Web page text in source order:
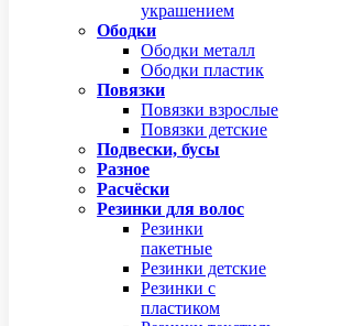
украшением
Ободки
Ободки металл
Ободки пластик
Повязки
Повязки взрослые
Повязки детские
Подвески, бусы
Разное
Расчёски
Резинки для волос
Резинки
пакетные
Резинки детские
Резинки с
пластиком